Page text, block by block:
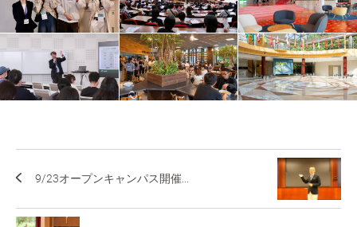
9/23オープンキャンパス開催...